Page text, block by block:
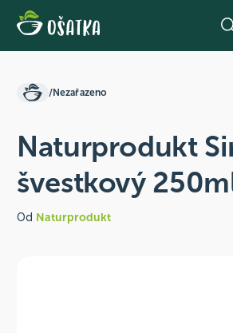
/Nezařazeno
Naturprodukt
švestkový
Od Naturprodukt